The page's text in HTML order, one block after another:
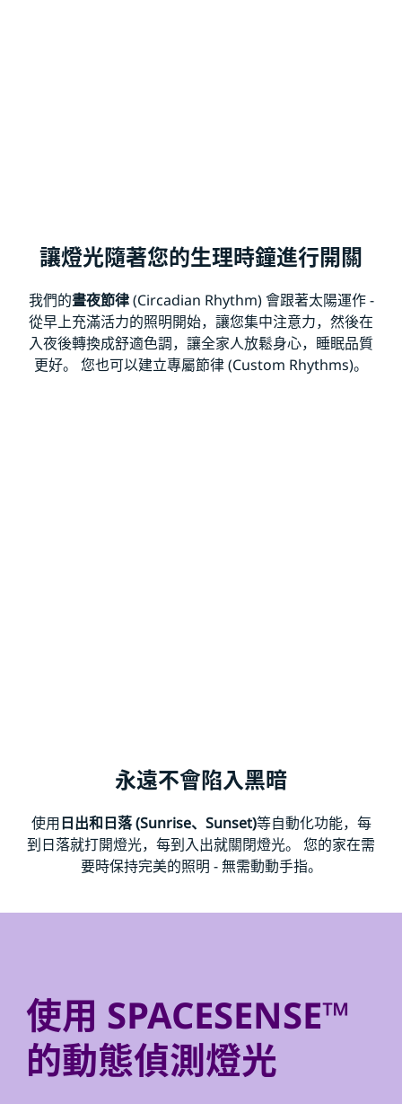
讓燈光隨著您的生理時鐘進行開關
我們的晝夜節律(Circadian Rhythm) 會跟著太陽運作 -
從早上充滿活力的照明開始，讓您集中注意力，然後在
入夜後轉換成舒適色調，讓全家人放鬆身心，睡眠品質
更好。 您也可以建立專屬節律 (Custom Rhythms)。
永遠不會陷入黑暗
使用日出和日落 (Sunrise、Sunset)等自動化功能，每
到日落就打開燈光，每到入出就關閉燈光。 您的家在需
要時保持完美的照明 - 無需動動手指。
使用 SPACESENSE™
的動態偵測燈光